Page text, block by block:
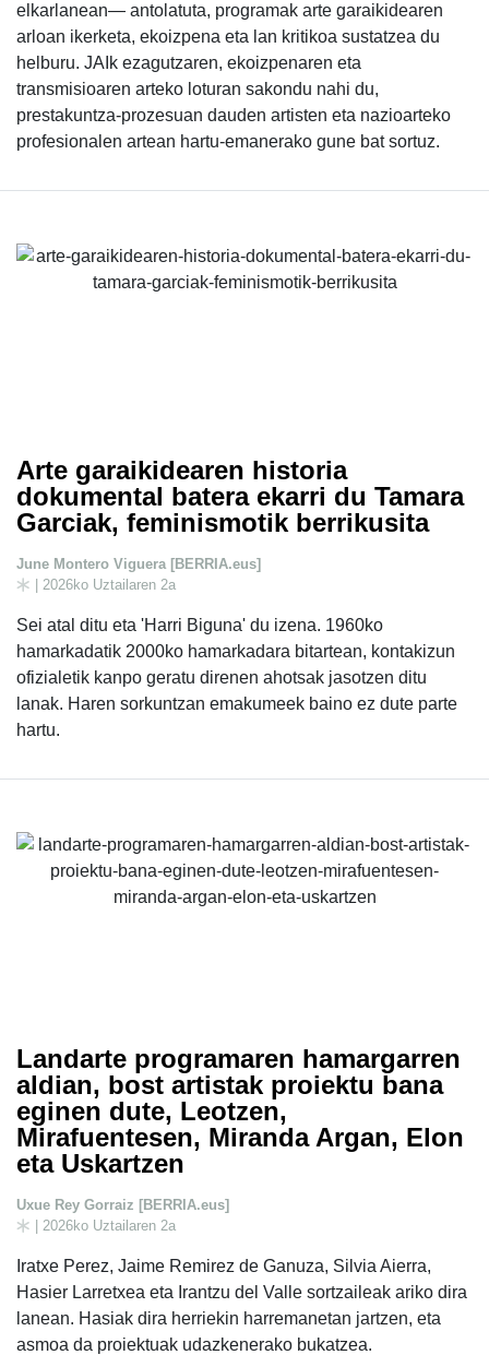
elkarlanean— antolatuta, programak arte garaikidearen
arloan ikerketa, ekoizpena eta lan kritikoa sustatzea du
helburu. JAIk ezagutzaren, ekoizpenaren eta
transmisioaren arteko loturan sakondu nahi du,
prestakuntza-prozesuan dauden artisten eta nazioarteko
profesionalen artean hartu-emanerako gune bat sortuz.
Arte garaikidearen historia
dokumental batera ekarri du Tamara
Garciak, feminismotik berrikusita
June Montero Viguera [BERRIA.eus]
| 2026ko Uztailaren 2a
Sei atal ditu eta 'Harri Biguna' du izena. 1960ko
hamarkadatik 2000ko hamarkadara bitartean, kontakizun
ofizialetik kanpo geratu direnen ahotsak jasotzen ditu
lanak. Haren sorkuntzan emakumeek baino ez dute parte
hartu.
Landarte programaren hamargarren
aldian, bost artistak proiektu bana
eginen dute, Leotzen,
Mirafuentesen, Miranda Argan, Elon
eta Uskartzen
Uxue Rey Gorraiz [BERRIA.eus]
| 2026ko Uztailaren 2a
Iratxe Perez, Jaime Remirez de Ganuza, Silvia Aierra,
Hasier Larretxea eta Irantzu del Valle sortzaileak ariko dira
lanean. Hasiak dira herriekin harremanetan jartzen, eta
asmoa da proiektuak udazkenerako bukatzea.